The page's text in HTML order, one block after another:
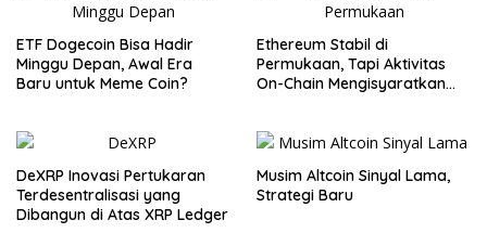
ETF Dogecoin Bisa Hadir
Minggu Depan, Awal Era
Baru untuk Meme Coin?
Ethereum Stabil di
Permukaan, Tapi Aktivitas
On-Chain Mengisyaratkan
DeXRP Inovasi Pertukaran
Terdesentralisasi yang
Dibangun di Atas XRP Ledger
Musim Altcoin Sinyal Lama,
Strategi Baru